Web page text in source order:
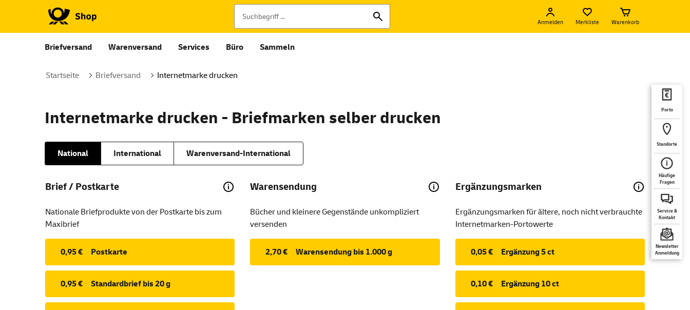
Anmelden Merkliste Warenkorb
Briefversand Warenversand Services Büro Sammeln
Porto
Standorte
Häufige
Fragen
Service &
Kontakt
Newsletter
Anmeldung
Startseite Briefversand Internetmarke drucken
Internetmarke drucken - Briefmarken selber drucken
National International Warenversand-International
Brief / Postkarte
Nationale Briefprodukte von der Postkarte bis zum
Maxibrief
0,95 € Postkarte
0,95 € Standardbrief bis 20 g
Warensendung
Bücher und kleinere Gegenstände unkompliziert
versenden
2,70 € Warensendung bis 1.000 g
Ergänzungsmarken
Ergänzungsmarken für ältere, noch nicht verbrauchte
Internetmarken-Portowerte
0,05 € Ergänzung 5 ct
0,10 € Ergänzung 10 ct